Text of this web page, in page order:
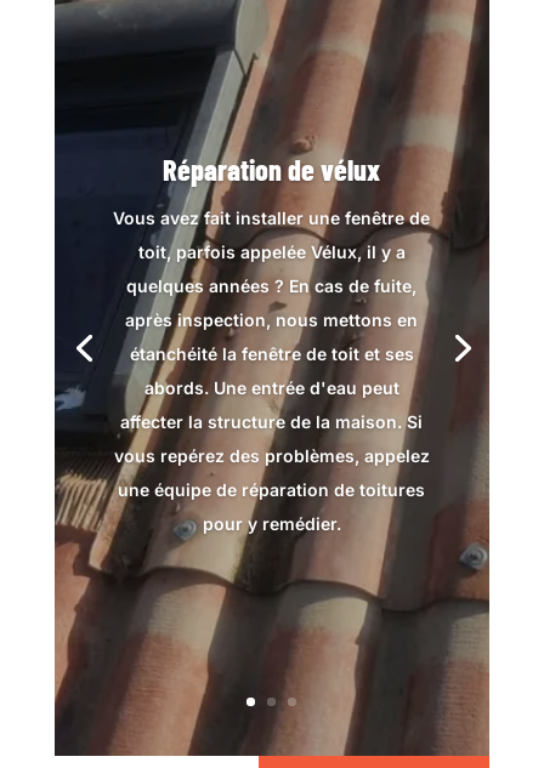
Réparation de vélux
Vous avez fait installer une fenêtre de
toit, parfois appelée Vélux, il y a
quelques années ? En cas de fuite,
après inspection, nous mettons en
étanchéité la fenêtre de toit et ses
abords. Une entrée d'eau peut
affecter la structure de la maison. Si
vous repérez des problèmes, appelez
une équipe de réparation de toitures
pour y remédier.